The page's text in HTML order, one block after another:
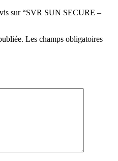
sur “SVR SUN SECURE –
Les champs obligatoires